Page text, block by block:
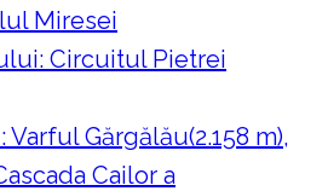
Miresei
Circuitul Pietrei
Gărgălău(2.158 m),
Cailor a